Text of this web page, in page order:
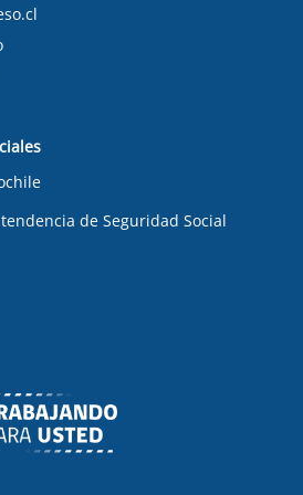
de Seguridad Social